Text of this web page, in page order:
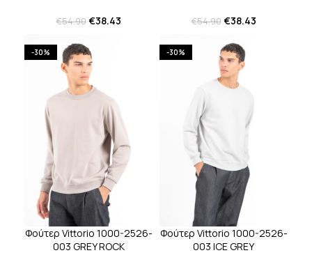
€54.90 €38.43 €54.90 €38.43
-30%
Φούτερ Vittorio 1000-2526-
003 GREY ROCK
-30%
Φούτερ Vittorio 1000-2526-
003 ICE GREY